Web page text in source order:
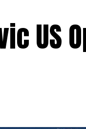
US